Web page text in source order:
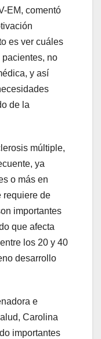
EM, comentó
es ver cuáles
no
y así
de la
múltiple,
ya
o más en
requiere de
importantes
que afecta
los 20 y 40
desarrollo
e
Carolina
importantes